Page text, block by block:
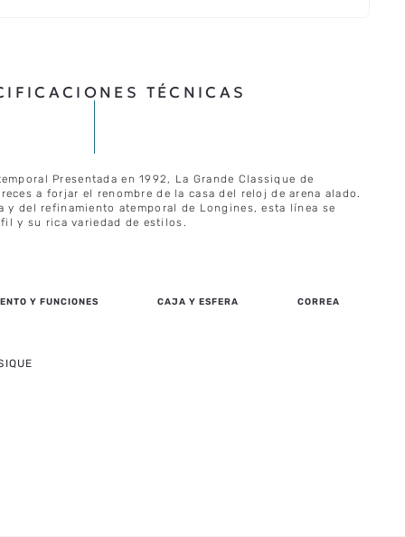
TÉCNICAS
Presentada en 1992, La Grande Classique de
a forjar el renombre de la casa del reloj de arena alado.
y del refinamiento atemporal de Longines, esta línea se
y su rica variedad de estilos.
Y FUNCIONES CAJA Y ESFERA CORREA